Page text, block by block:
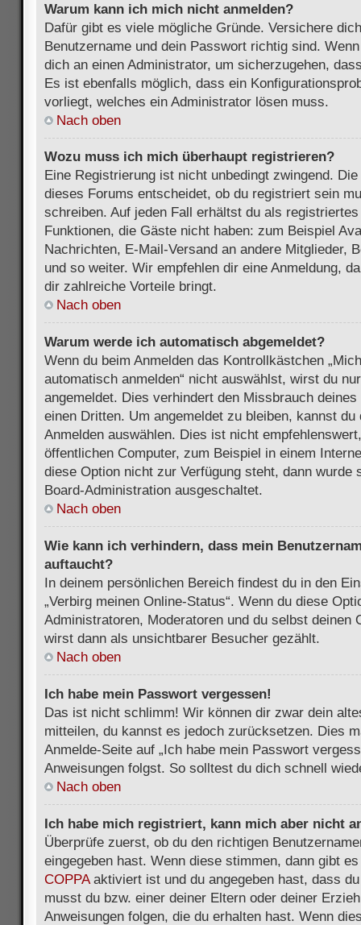
Warum kann ich mich nicht anmelden?
Dafür gibt es viele mögliche Gründe. Versichere
Benutzername und dein Passwort richtig sind.
dich an einen Administrator, um sicherzugehen,
Es ist ebenfalls möglich, dass ein
vorliegt, welches ein Administrator lösen muss.
Nach oben
Wozu muss ich mich überhaupt registrieren?
Eine Registrierung ist nicht unbedingt zwingend.
dieses Forums entscheidet, ob du registriert sein
schreiben. Auf jeden Fall erhältst du als
Funktionen, die Gäste nicht haben: zum Beispiel
Nachrichten, E-Mail-Versand an andere Mitglieder,
und so weiter. Wir empfehlen dir eine Anmeldung,
dir zahlreiche Vorteile bringt.
Nach oben
Warum werde ich automatisch abgemeldet?
Wenn du beim Anmelden das Kontrollkästchen
automatisch anmelden“ nicht auswählst, wirst du
angemeldet. Dies verhindert den Missbrauch
einen Dritten. Um angemeldet zu bleiben, kannst
Anmelden auswählen. Dies ist nicht
öffentlichen Computer, zum Beispiel in einem
diese Option nicht zur Verfügung steht, dann wurde
Board-Administration ausgeschaltet.
Nach oben
Wie kann ich verhindern, dass mein
auftaucht?
In deinem persönlichen Bereich findest du in den
„Verbirg meinen Online-Status“. Wenn du diese
Administratoren, Moderatoren und du selbst deinen
wirst dann als unsichtbarer Besucher gezählt.
Nach oben
Ich habe mein Passwort vergessen!
Das ist nicht schlimm! Wir können dir zwar dein
mitteilen, du kannst es jedoch zurücksetzen. Dies
Anmelde-Seite auf „Ich habe mein Passwort
Anweisungen folgst. So solltest du dich schnell
Nach oben
Ich habe mich registriert, kann mich aber nicht
Überprüfe zuerst, ob du den richtigen
eingegeben hast. Wenn diese stimmen, dann gibt
COPPAaktiviert ist und du angegeben hast, dass
musst du bzw. einer deiner Eltern oder deiner
Anweisungen folgen, die du erhalten hast. Wenn